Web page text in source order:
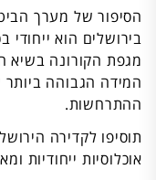
הסיפור של מערך
בירושלים הוא
מגפת הקורונה בשיא
המידה הגבוהה
ההתרחשות.
תוסיפו לקדירה
אוכלוסיות ייחודיות